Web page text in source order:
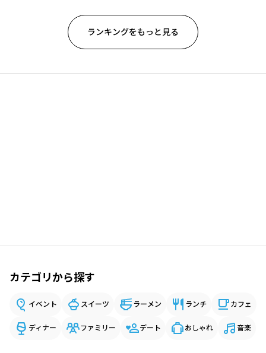
ランキングをもっと見る
カテゴリから探す
イベント スイーツ ラーメン ランチ カフェ
ディナー ファミリー デート おしゃれ 音楽